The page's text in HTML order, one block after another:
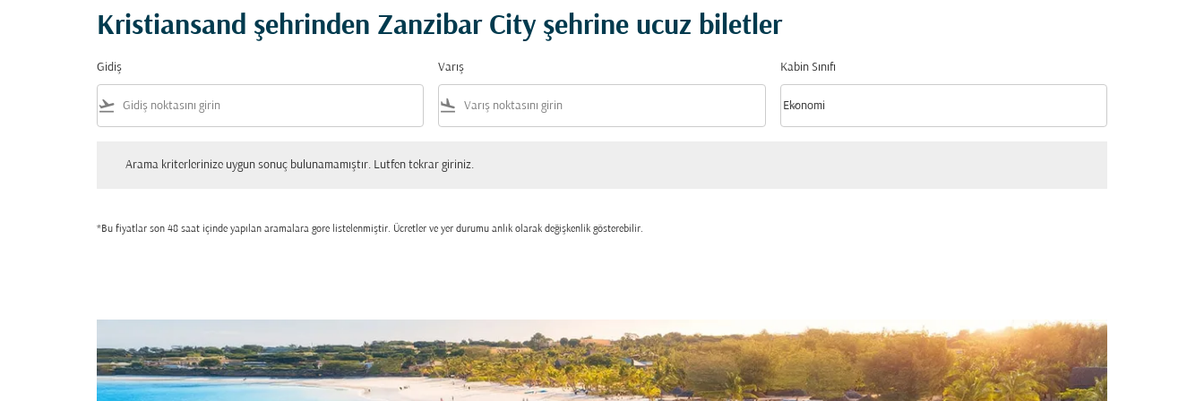
Kristiansand şehrinden Zanzibar City şehrine ucuz biletler
Gidiş
flight_takeoff
Varış
flight_land
Kabin Sınıfı
Kabin Sınıfı option Ekonomi Selected
Ekonomi
keyboard_arrow_down
Arama kriterlerinize uygun sonuç bulunamamıştır. Lutfen tekrar giriniz.
*Bu fiyatlar son 48 saat içinde yapılan aramalara gore listelenmiştir. Ücretler ve yer durumu anlık olarak değişkenlik gösterebilir.